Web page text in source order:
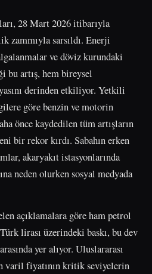
28 Mart 2026 itibarıyla
zammıyla sarsıldı. Enerji
ve döviz kurundaki
artış, hem bireysel
derinden etkiliyor. Yetkili
göre benzin ve motorin
önce kaydedilen tüm artışların
bir rekor kırdı. Sabahın erken
akaryakıt istasyonlarında
neden olurken sosyal medyada
açıklamalara göre ham petrol
lirası üzerindeki baskı, bu dev
yer alıyor. Uluslararası
varil fiyatının kritik seviyelerin